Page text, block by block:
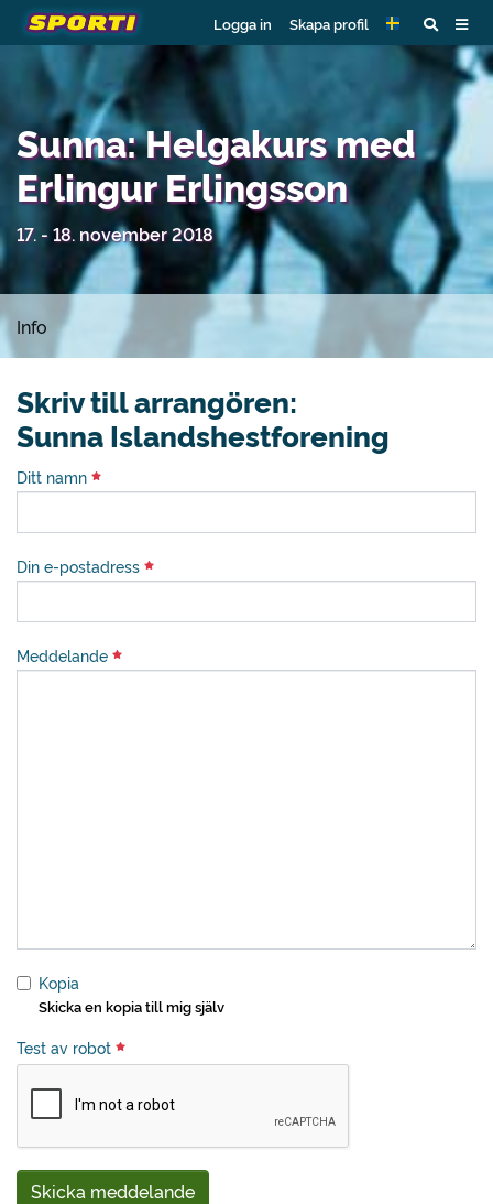
Logga in Skapa profil
Sunna: Helgakurs med
Erlingur Erlingsson
17. - 18. november 2018
Info
Skriv till arrangören:
Sunna Islandshestforening
Ditt namn
Din e-postadress
Meddelande
Kopia
Skicka en kopia till mig själv
Test av robot
Skicka meddelande